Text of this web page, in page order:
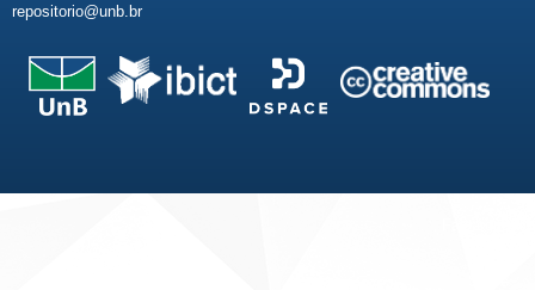
repositorio@unb.br